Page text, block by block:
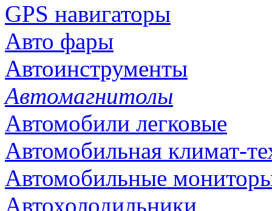
GPS навигаторы
Авто фары
Автоинструменты
Автомагнитолы
Автомобили легковые
Автомобильная климат-
Автомобильные
Автохолодильники